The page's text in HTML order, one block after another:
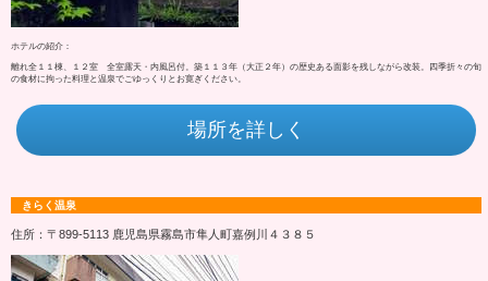
ホテルの紹介：
離れ全１１棟、１２室 全室露天・内風呂付。築１１３年（大正２年）の歴史ある面影を残しながら改装。四季折々の旬
の食材に拘った料理と温泉でごゆっくりとお寛ぎください。
場所を詳しく
きらく温泉
住所：〒899-5113 鹿児島県霧島市隼人町嘉例川４３８５